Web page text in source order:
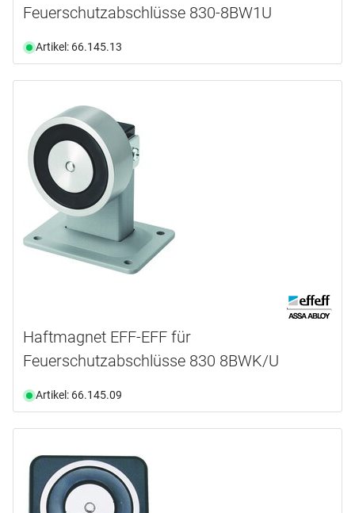
Feuerschutzabschlüsse 830-8BW1U
Artikel: 66.145.13
Haftmagnet EFF-EFF für
Feuerschutzabschlüsse 830 8BWK/U
Artikel: 66.145.09